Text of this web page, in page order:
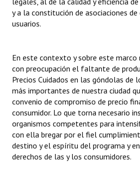
y a la constitución de asociaciones de
usuarios.
En este contexto y sobre este
con preocupación el faltante de
Precios Cuidados en las góndolas de
más importantes de nuestra ciudad
convenio de compromiso de precio
consumidor. Lo que torna necesario
organismos competentes para
con ella bregar por el fiel
destino y el espíritu del programa y
derechos de las y los consumidores.